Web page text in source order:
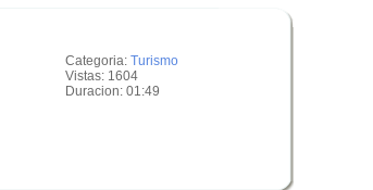
Categoria: Turismo
Vistas: 1604
Duracion: 01:49